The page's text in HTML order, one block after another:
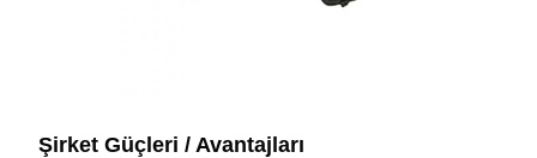
Şirket Güçleri / Avantajları